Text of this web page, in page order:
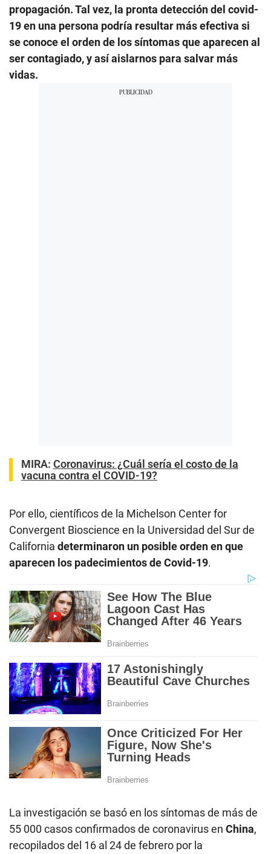
propagación. Tal vez, la pronta detección del covid-
19 en una persona podría resultar más efectiva si
se conoce el orden de los síntomas que aparecen al
ser contagiado, y así aislarnos para salvar más
vidas.
MIRA: Coronavirus: ¿Cuál sería el costo de la
vacuna contra el COVID-19?
Por ello, científicos de la Michelson Center for
Convergent Bioscience en la Universidad del Sur de
California determinaron un posible orden en que
aparecen los padecimientos de Covid-19.
La investigación se basó en los síntomas de más de
55 000 casos confirmados de coronavirus en China,
recopilados del 16 al 24 de febrero por la